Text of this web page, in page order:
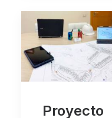
Proyecto